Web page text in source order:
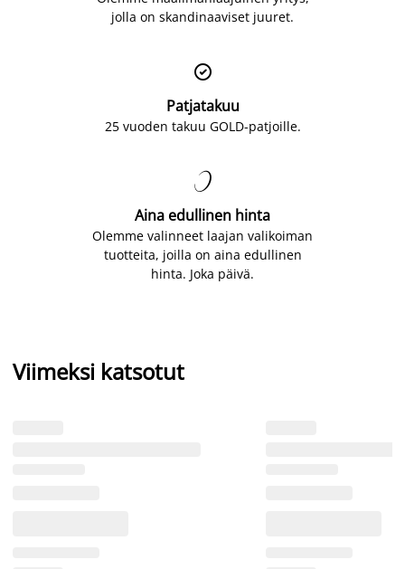
jolla on skandinaaviset juuret.

Patjatakuu
25 vuoden takuu GOLD-patjoille.

Aina edullinen hinta
Olemme valinneet laajan valikoiman
tuotteita, joilla on aina edullinen
hinta. Joka päivä.
Viimeksi katsotut